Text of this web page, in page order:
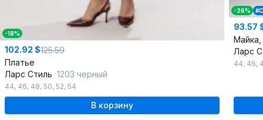
-18%
102.92 $125.59
Платье
Ларс Стиль 1203 черный
44, 46, 48, 50, 52, 54
В корзину
-26%
93.57
Ларс
44, 46,